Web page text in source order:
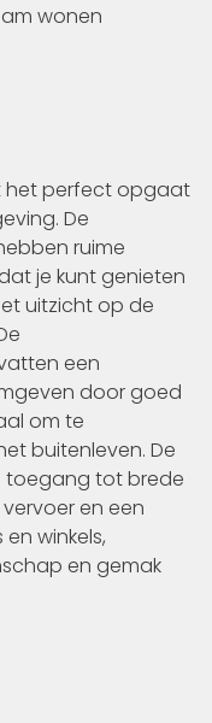
wonen
het perfect opgaat
De
ruime
je kunt genieten
uitzicht op de
een
door goed
om te
buitenleven. De
toegang tot brede
en een
winkels,
en gemak